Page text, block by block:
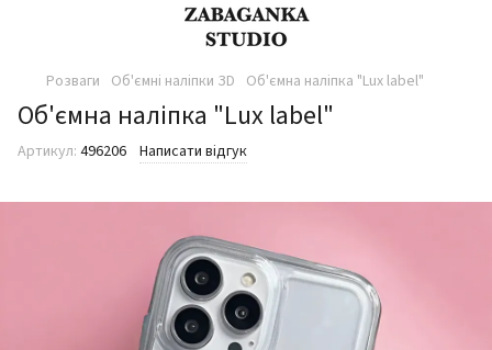
Розваги Об'ємні наліпки ЗD Об'ємна наліпка "Lux label"
Об'ємна наліпка "Lux label"
Артикул: 496206 Написати відгук